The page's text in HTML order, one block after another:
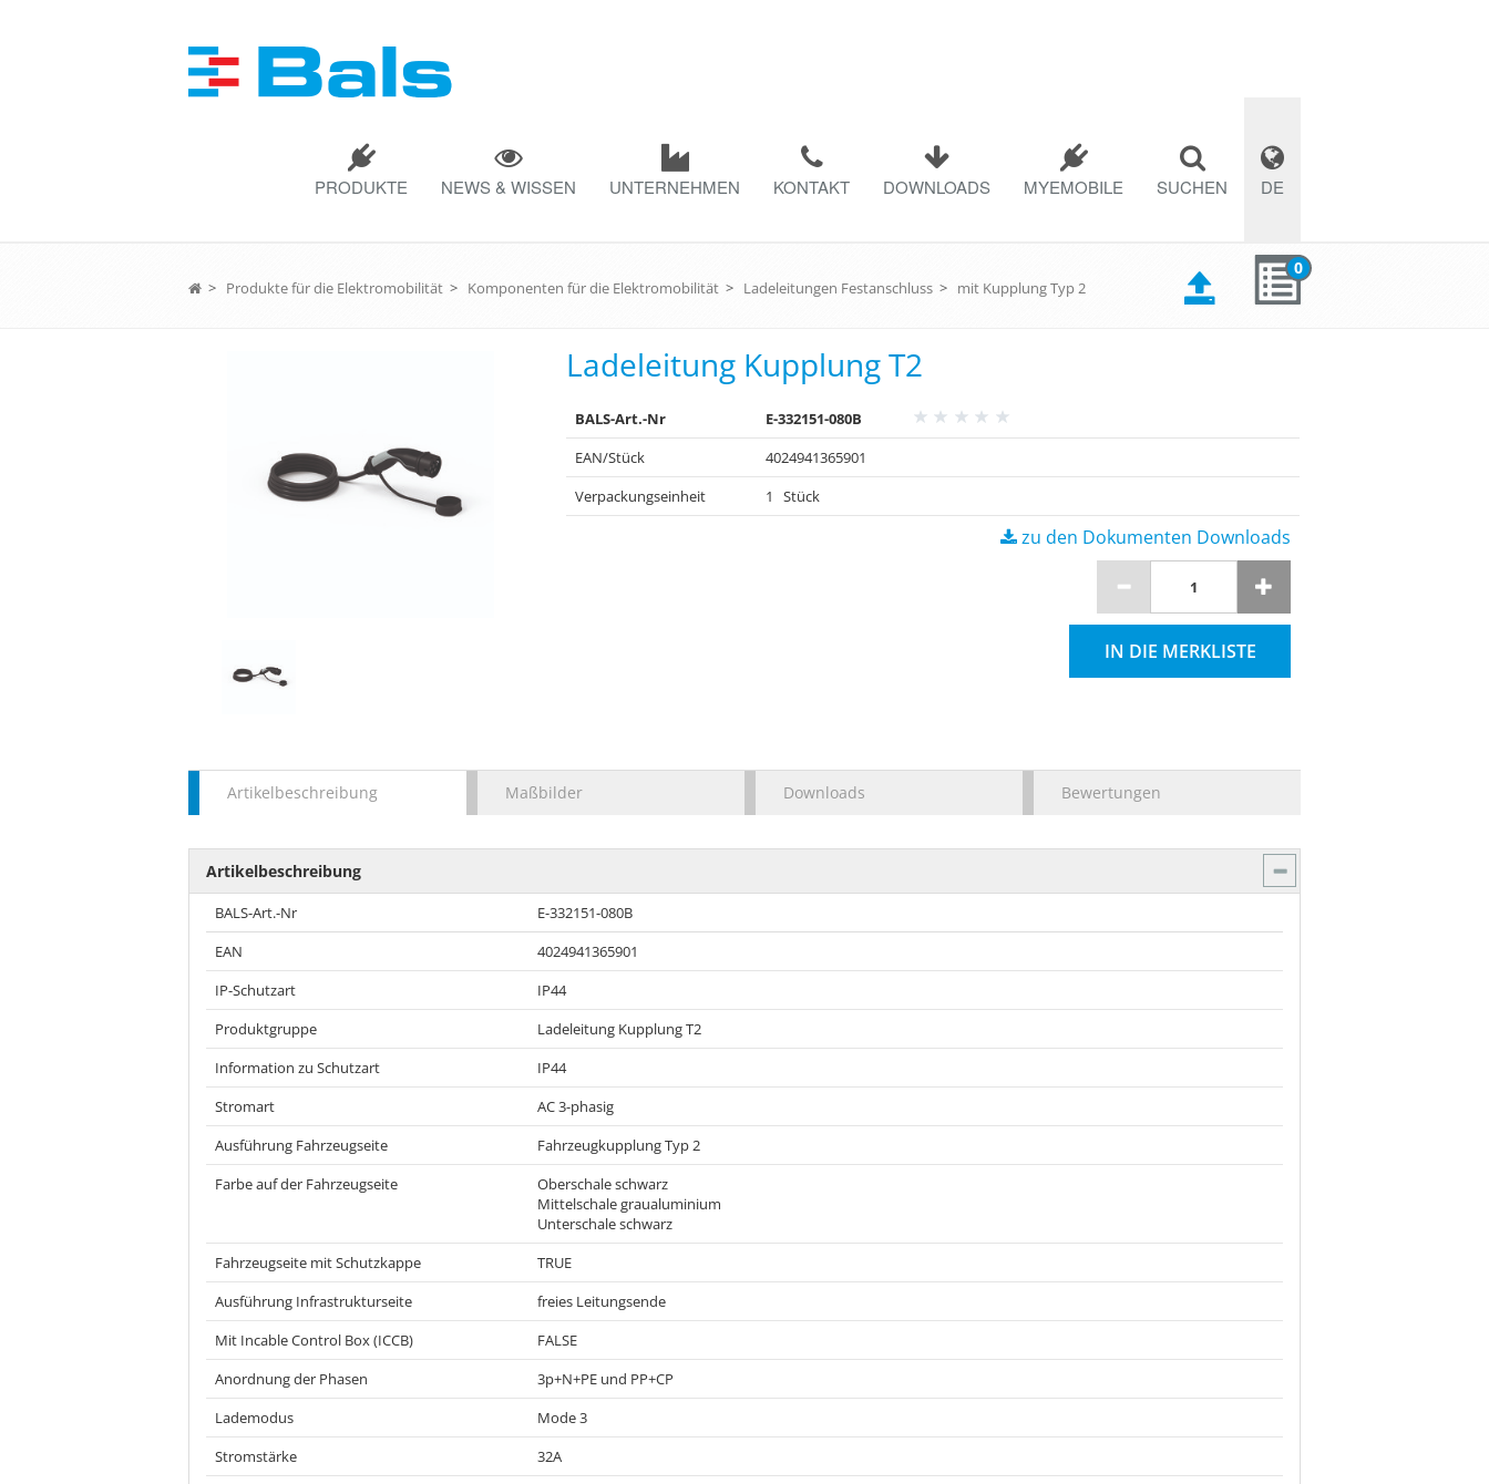
PRODUKTE NEWS & WISSEN UNTERNEHMEN KONTAKT DOWNLOADS MYEMOBILE SUCHEN DE
> Produkte für die Elektromobilität > Komponenten für die Elektromobilität > Ladeleitungen Festanschluss > mit Kupplung Typ 2
0
Ladeleitung Kupplung T2
BALS-Art.-Nr
E-332151-080B
EAN/Stück
4024941365901
Verpackungseinheit
1 Stück
zu den Dokumenten Downloads
IN DIE MERKLISTE
Artikelbeschreibung Maßbilder Downloads Bewertungen
Artikelbeschreibung
BALS-Art.-Nr
E-332151-080B
EAN
4024941365901
IP-Schutzart
IP44
Produktgruppe
Ladeleitung Kupplung T2
Information zu Schutzart
IP44
Stromart
AC 3-phasig
Ausführung Fahrzeugseite
Fahrzeugkupplung Typ 2
Farbe auf der Fahrzeugseite
Oberschale schwarz
Mittelschale graualuminium
Unterschale schwarz
Fahrzeugseite mit Schutzkappe
TRUE
Ausführung Infrastrukturseite
freies Leitungsende
Mit Incable Control Box (ICCB)
FALSE
Anordnung der Phasen
3p+N+PE und PP+CP
Lademodus
Mode 3
Stromstärke
32A